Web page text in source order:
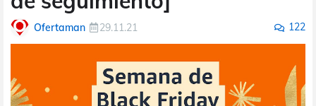
Ofertaman 29.11.21 122